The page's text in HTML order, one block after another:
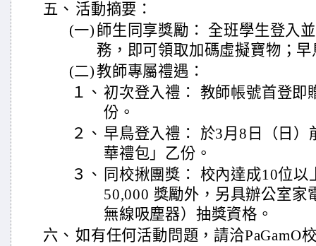
五、 活動摘要：
(一) 師生同享獎勵： 全班學生登入
務，即可領取加碼虛擬寶物；
(二)教師專屬禮遇：
１、 初次登入禮： 教師帳號首登即
份。
２、 早鳥登入禮： 於3月8日（日
華禮包」乙份。
３、
同校揪團獎： 校內達成10位以
50,000 獎勵外，另具辦公室家
無線吸塵器）抽獎資格。
六、 如有任何活動問題，請洽PaGamO